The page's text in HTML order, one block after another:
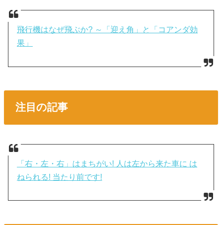
飛行機はなぜ飛ぶか? ～「迎え角」と「コアンダ効
果」
注目の記事
「右・左・右」はまちがい! 人は左から来た車に は
ねられる! 当たり前です!